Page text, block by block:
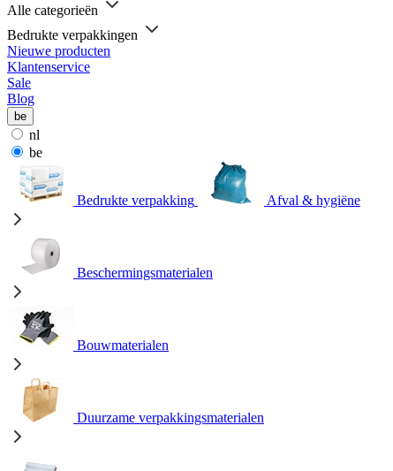
Alle categorieën
Bedrukte verpakkingen
Nieuwe producten
Klantenservice
Sale
Blog
be
nl
be
Bedrukte verpakking Afval & hygiëne
Beschermingsmaterialen
Bouwmaterialen
Duurzame verpakkingsmaterialen